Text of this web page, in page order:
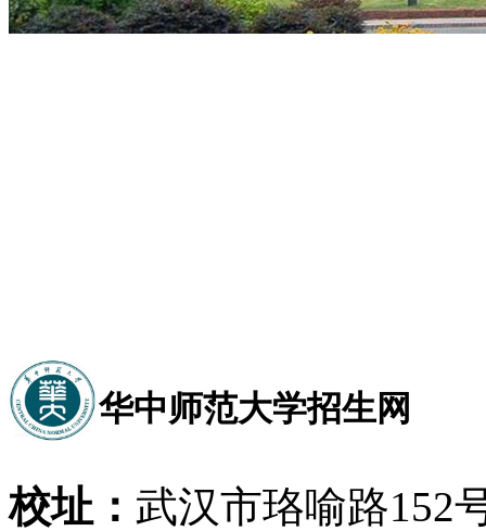
华中师范大学招生网
校址： 武汉市珞喻路